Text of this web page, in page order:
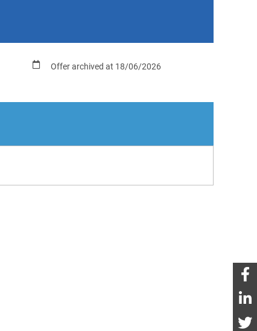
Offer archived at 18/06/2026